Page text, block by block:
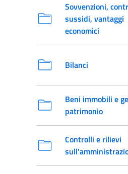
Sovvenzioni,
sussidi, vantaggi
economici
Bilanci
Beni immobili e
patrimonio
Controlli e rilievi